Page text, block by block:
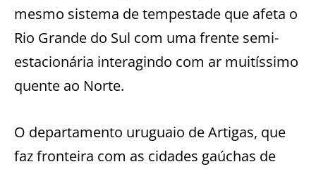
mesmo sistema de tempestade que afeta o
Rio Grande do Sul com uma frente semi-
estacionária interagindo com ar muitíssimo
quente ao Norte.
O departamento uruguaio de Artigas, que
faz fronteira com as cidades gaúchas de